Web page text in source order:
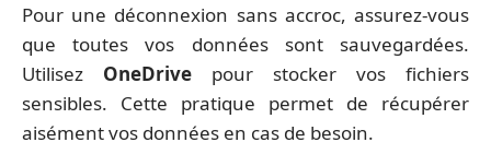
Pour une déconnexion sans accroc, assurez-vous
que toutes vos données sont sauvegardées.
Utilisez OneDrive pour stocker vos fichiers
sensibles. Cette pratique permet de récupérer
aisément vos données en cas de besoin.